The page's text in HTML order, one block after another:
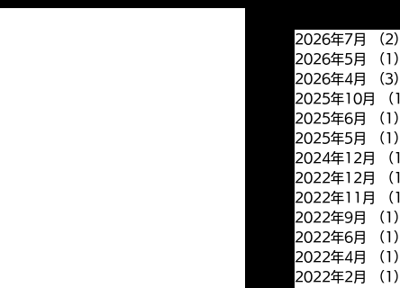
2026年7月
（2
2026年5月
（1
2026年4月
（3
2025年10月
2025年6月
（1
2025年5月
（1
2024年12月
2022年12月
2022年11月
2022年9月
（1
2022年6月
（1
2022年4月
（1
2022年2月
（1